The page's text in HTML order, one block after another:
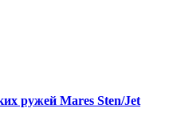
ружей Mares Sten/Jet